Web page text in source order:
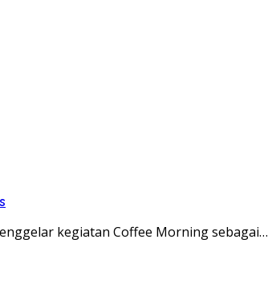
kegiatan Coffee Morning sebagai…